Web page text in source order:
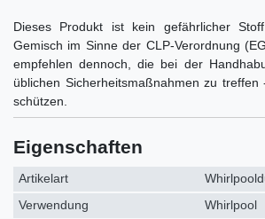
Dieses Produkt ist kein gefährlicher
Gemisch im Sinne der CLP-Verordnung
empfehlen dennoch, die bei der
üblichen Sicherheitsmaßnahmen zu
schützen.
Eigenschaften
Artikelart
Verwendung
Whirlpool